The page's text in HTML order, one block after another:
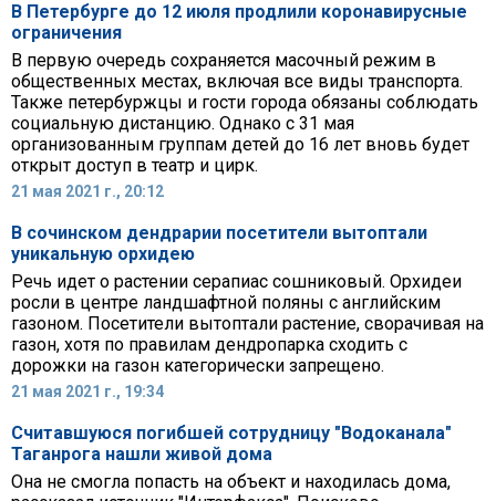
В Петербурге до 12 июля продлили коронавирусные
ограничения
В первую очередь сохраняется масочный режим в
общественных местах, включая все виды транспорта.
Также петербуржцы и гости города обязаны соблюдать
социальную дистанцию. Однако с 31 мая
организованным группам детей до 16 лет вновь будет
открыт доступ в театр и цирк.
21 мая 2021 г., 20:12
В сочинском дендрарии посетители вытоптали
уникальную орхидею
Речь идет о растении серапиас сошниковый. Орхидеи
росли в центре ландшафтной поляны с английским
газоном. Посетители вытоптали растение, сворачивая на
газон, хотя по правилам дендропарка сходить с
дорожки на газон категорически запрещено.
21 мая 2021 г., 19:34
Считавшуюся погибшей сотрудницу "Водоканала"
Таганрога нашли живой дома
Она не смогла попасть на объект и находилась дома,